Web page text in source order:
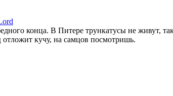
конца. В Питере трункатусы не живут,
отложит кучу, на самцов посмотришь.